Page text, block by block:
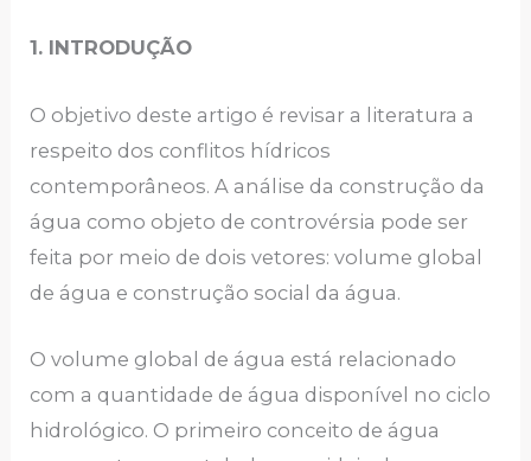
1. INTRODUÇÃO
O objetivo deste artigo é revisar a literatura a
respeito dos conflitos hídricos
contemporâneos. A análise da construção da
água como objeto de controvérsia pode ser
feita por meio de dois vetores: volume global
de água e construção social da água.
O volume global de água está relacionado
com a quantidade de água disponível no ciclo
hidrológico. O primeiro conceito de água